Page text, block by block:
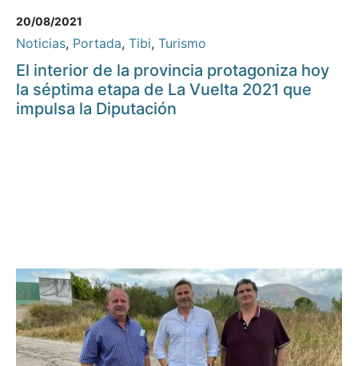
20/08/2021
Noticias, Portada, Tibi, Turismo
El interior de la provincia protagoniza hoy
la séptima etapa de La Vuelta 2021 que
impulsa la Diputación